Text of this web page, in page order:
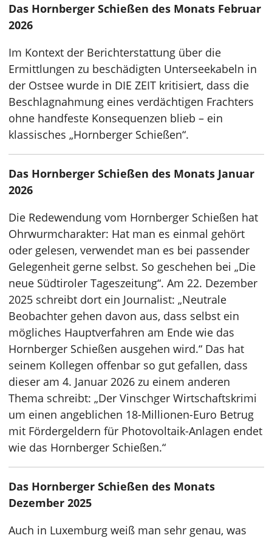
Das Hornberger Schießen des Monats Februar
2026
Im Kontext der Berichterstattung über die
Ermittlungen zu beschädigten Unterseekabeln in
der Ostsee wurde in DIE ZEIT kritisiert, dass die
Beschlagnahmung eines verdächtigen Frachters
ohne handfeste Konsequenzen blieb – ein
klassisches „Hornberger Schießen“.
Das Hornberger Schießen des Monats Januar
2026
Die Redewendung vom Hornberger Schießen hat
Ohrwurmcharakter: Hat man es einmal gehört
oder gelesen, verwendet man es bei passender
Gelegenheit gerne selbst. So geschehen bei „Die
neue Südtiroler Tageszeitung“. Am 22. Dezember
2025 schreibt dort ein Journalist: „Neutrale
Beobachter gehen davon aus, dass selbst ein
mögliches Hauptverfahren am Ende wie das
Hornberger Schießen ausgehen wird.“ Das hat
seinem Kollegen offenbar so gut gefallen, dass
dieser am 4. Januar 2026 zu einem anderen
Thema schreibt: „Der Vinschger Wirtschaftskrimi
um einen angeblichen 18-Millionen-Euro Betrug
mit Fördergeldern für Photovoltaik-Anlagen endet
wie das Hornberger Schießen.“
Das Hornberger Schießen des Monats
Dezember 2025
Auch in Luxemburg weiß man sehr genau, was